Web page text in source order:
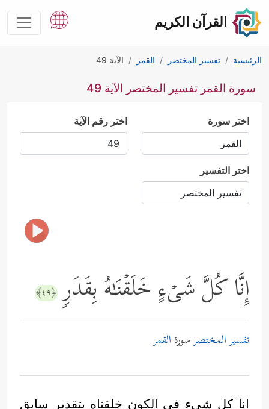
القرآن الكريم
الرئيسية تفسير المختصر القمر الآية 49
سورة القمر تفسير المختصر الآية 49
اختر سورة اختر رقم الآية
اختر التفسير
إِنَّا كُلَّ شَیۡءٍ خَلَقۡنَـٰهُ بِقَدَرࣲ ﴿٤٩﴾
تفسير المختصرسورة القمر
إنا كل شيء في الكون خلقناه بتقدير سابق